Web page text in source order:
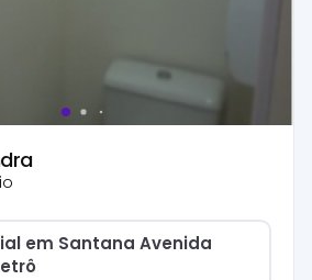
em Santana Avenida